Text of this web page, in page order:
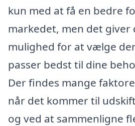
kun med at få en bedre
markedet, men det giver
mulighed for at vælge
passer bedst til dine
Der findes mange
når det kommer til
og ved at sammenligne